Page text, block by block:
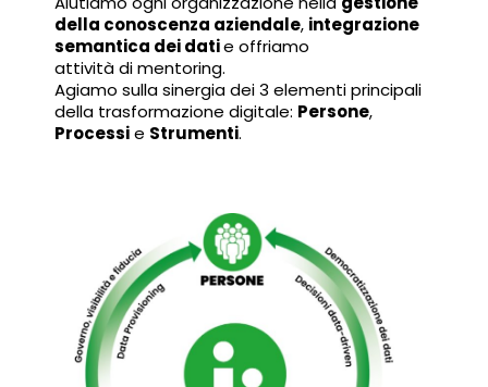
della conoscenza aziendale, integrazione
semantica dei datie offriamo
attività di mentoring.
Agiamo sulla sinergia dei 3 elementi principali
della trasformazione digitale: Persone,
Processie Strumenti.